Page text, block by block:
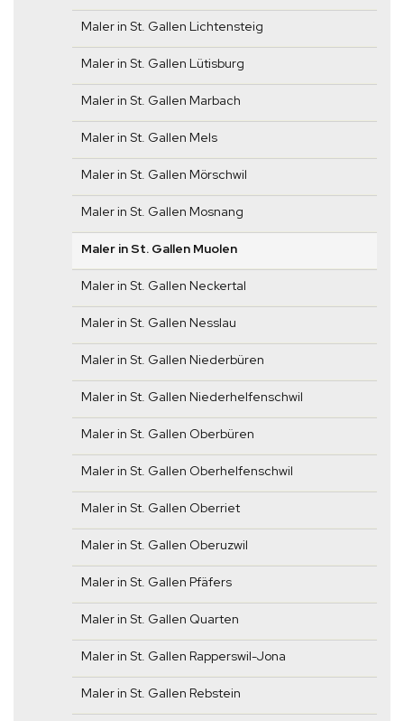
Maler in St. Gallen Lichtensteig
Maler in St. Gallen Lütisburg
Maler in St. Gallen Marbach
Maler in St. Gallen Mels
Maler in St. Gallen Mörschwil
Maler in St. Gallen Mosnang
Maler in St. Gallen Muolen
Maler in St. Gallen Neckertal
Maler in St. Gallen Nesslau
Maler in St. Gallen Niederbüren
Maler in St. Gallen Niederhelfenschwil
Maler in St. Gallen Oberbüren
Maler in St. Gallen Oberhelfenschwil
Maler in St. Gallen Oberriet
Maler in St. Gallen Oberuzwil
Maler in St. Gallen Pfäfers
Maler in St. Gallen Quarten
Maler in St. Gallen Rapperswil-Jona
Maler in St. Gallen Rebstein